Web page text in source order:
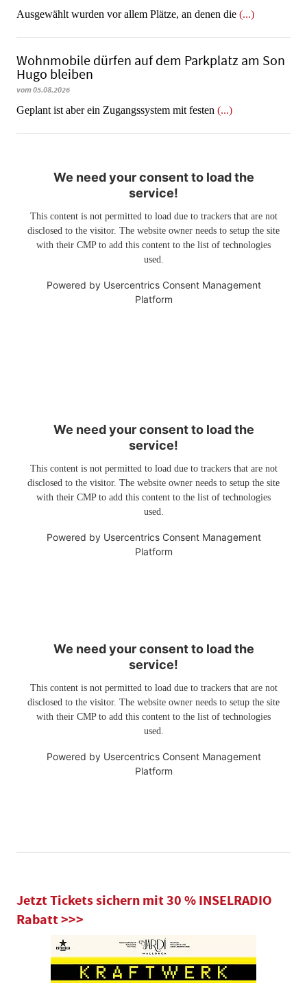
Ausgewählt wurden vor allem Plätze, an denen die (...)
Wohnmobile dürfen auf dem Parkplatz am Son
Hugo bleiben
vom 05.08.2026
Geplant ist aber ein Zugangssystem mit festen (...)
We need your consent to load the
service!
This content is not permitted to load due to trackers that are not
disclosed to the visitor. The website owner needs to setup the site
with their CMP to add this content to the list of technologies
used.
Powered by Usercentrics Consent Management
Platform
We need your consent to load the
service!
This content is not permitted to load due to trackers that are not
disclosed to the visitor. The website owner needs to setup the site
with their CMP to add this content to the list of technologies
used.
Powered by Usercentrics Consent Management
Platform
We need your consent to load the
service!
This content is not permitted to load due to trackers that are not
disclosed to the visitor. The website owner needs to setup the site
with their CMP to add this content to the list of technologies
used.
Powered by Usercentrics Consent Management
Platform
Jetzt Tickets sichern mit 30 % INSELRADIO
Rabatt >>>